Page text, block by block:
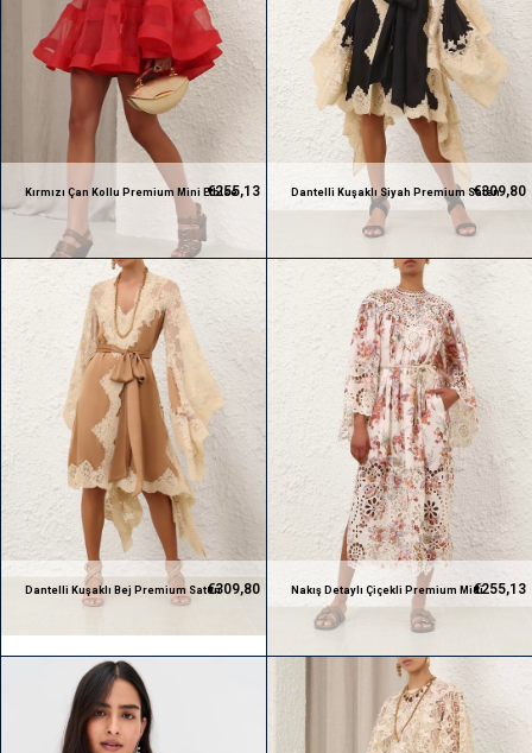
Kırmızı Çan Kollu Premium Mini Elbise
€255,13
Dantelli Kuşaklı Siyah Premium Saten€309,80
Dantelli Kuşaklı Bej Premium Saten€309,80
Nakış Detaylı Çiçekli Premium Midi
Elbise
€255,13